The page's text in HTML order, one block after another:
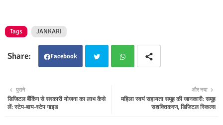
Tags JANKARI
Facebook
ter tsap
और नया
महिला स्वयं सहायता समूह की जानकारी: समूह
सशक्तिकरण, डिजिटल स्किल्स
पुराने
डिजिटल बैंकिंग से सरकारी योजना का लाभ कैसे
लें: स्टेप-बाय-स्टेप गाइड